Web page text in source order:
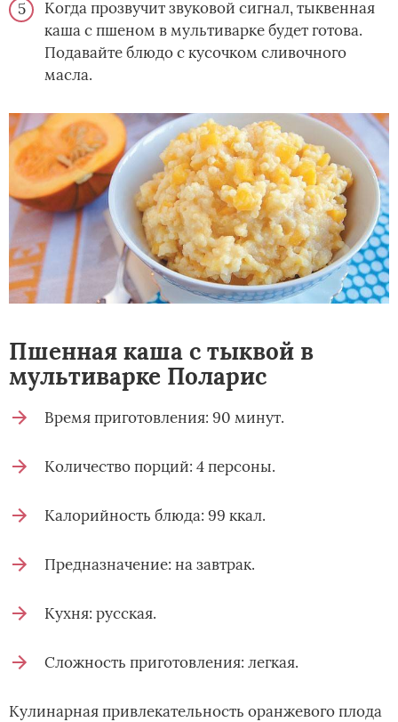
Когда прозвучит звуковой сигнал, тыквенная
каша с пшеном в мультиварке будет готова.
Подавайте блюдо с кусочком сливочного
масла.
Пшенная каша с тыквой в
мультиварке Поларис
Время приготовления: 90 минут.
Количество порций: 4 персоны.
Калорийность блюда: 99 ккал.
Предназначение: на завтрак.
Кухня: русская.
Сложность приготовления: легкая.
Кулинарная привлекательность оранжевого плода